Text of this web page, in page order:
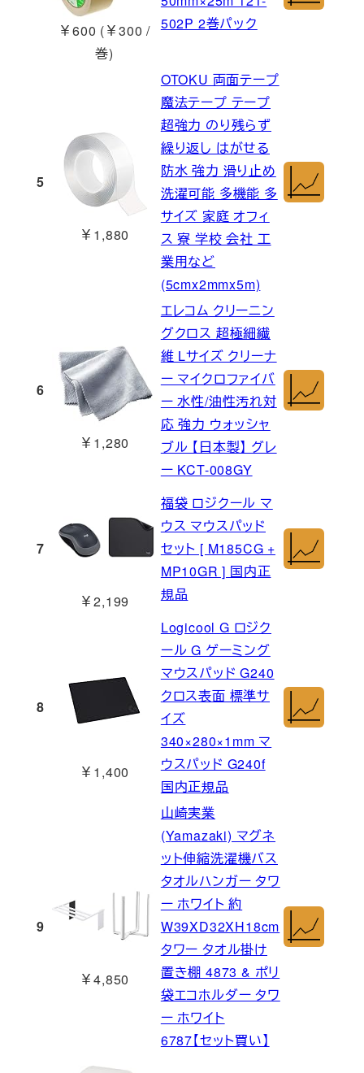
￥600 (￥300 /
巻)
502P 2巻パック
5
￥1,880
OTOKU 両面テープ
魔法テープ テープ
超強力 のり残らず
繰り返し はがせる
防水 強力 滑り止め
洗濯可能 多機能 多
サイズ 家庭 オフィ
ス 寮 学校 会社 工
業用など
(5cmx2mmx5m)
6
￥1,280
エレコム クリーニン
グクロス 超極細繊
維 Lサイズ クリーナ
ー マイクロファイバ
ー 水性/油性汚れ対
応 強力 ウォッシャ
ブル 【日本製】 グレ
ー KCT-008GY
7
￥2,199
福袋 ロジクール マ
ウス マウスパッド
セット [ M185CG +
MP10GR ] 国内正
規品
8
￥1,400
Logicool G ロジク
ール G ゲーミング
マウスパッド G240
クロス表面 標準サ
イズ
340×280×1mm マ
ウスパッド G240f
国内正規品
9
￥4,850
山崎実業
(Yamazaki) マグネ
ット伸縮洗濯機バス
タオルハンガー タワ
ー ホワイト 約
W39XD32XH18cm
タワー タオル掛け
置き棚 4873 & ポリ
袋エコホルダー タワ
ー ホワイト
6787【セット買い】